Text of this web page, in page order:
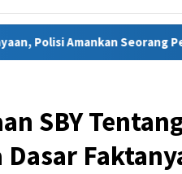
Pelaku Swiss-
SBY